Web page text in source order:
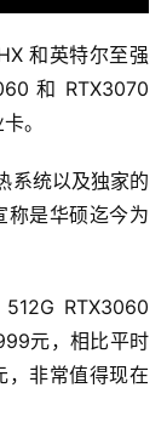
和英特尔至强
和 RTX3070
。
系统以及独家的
称是华硕迄今为
RTX3060
元，相比平时
非常值得现在